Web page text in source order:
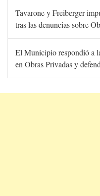
Tavarone y Freiberger
tras las denuncias sobre
El Municipio respondió a
en Obras Privadas y